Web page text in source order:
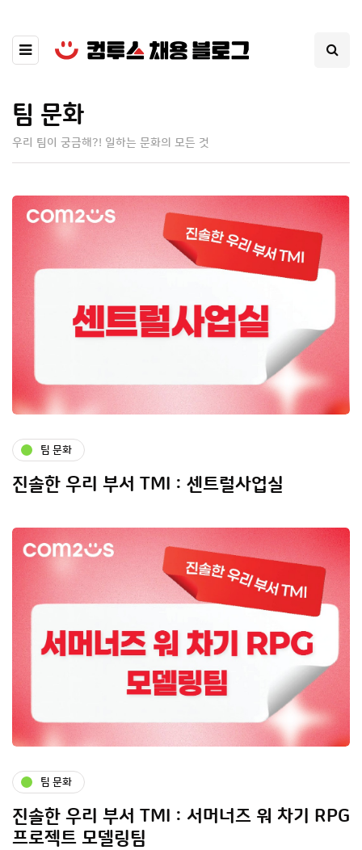
팀 문화
우리 팀이 궁금해?! 일하는 문화의 모든 것
팀 문화
진솔한 우리 부서 TMI : 센트럴사업실
팀 문화
진솔한 우리 부서 TMI : 서머너즈 워 차기 RPG
프로젝트 모델링팀